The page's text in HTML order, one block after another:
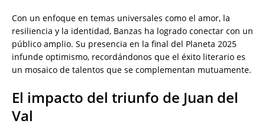
Con un enfoque en temas universales como el amor, la
resiliencia y la identidad, Banzas ha logrado conectar con un
público amplio. Su presencia en la final del Planeta 2025
infunde optimismo, recordándonos que el éxito literario es
un mosaico de talentos que se complementan mutuamente.
El impacto del triunfo de Juan del
Val